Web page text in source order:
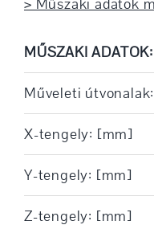
> Műszaki adatok
MŰSZAKI ADATOK:
Műveleti útvonalak:
X-tengely: [mm]
Y-tengely: [mm]
Z-tengely: [mm]